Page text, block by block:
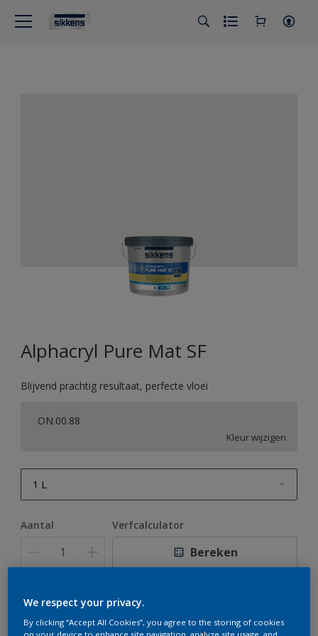
Alphacryl Pure Mat SF
Blijvend prachtig resultaat, perfecte vloei
ON.00.88
Kleur wijzigen
1 L
Aantal Verfcalculator
Bereken
Op dit moment is het niet mogelijk dit product online
te bestellen. Houd de website in de gaten, we werken
We respect your privacy.
By clicking “Accept All Cookies”, you agree to the storing of cookies
on your device to enhance site navigation, analyze site usage, and